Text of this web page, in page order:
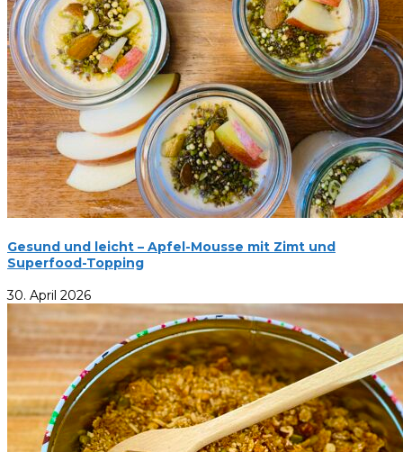
Gesund und leicht – Apfel-Mousse mit Zimt und
Superfood-Topping
30. April 2026